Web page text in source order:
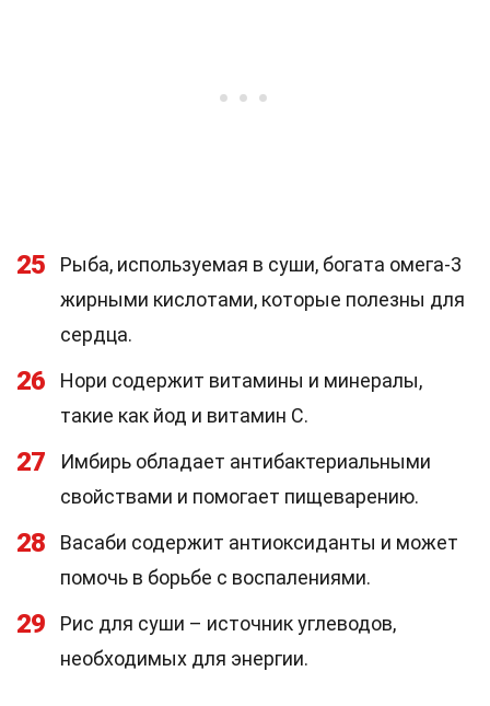
25
Рыба, используемая в суши, богата омега-3
жирными кислотами, которые полезны для
сердца.
26
Нори содержит витамины и минералы,
такие как йод и витамин C.
27
Имбирь обладает антибактериальными
свойствами и помогает пищеварению.
28
Васаби содержит антиоксиданты и может
помочь в борьбе с воспалениями.
29
Рис для суши – источник углеводов,
необходимых для энергии.